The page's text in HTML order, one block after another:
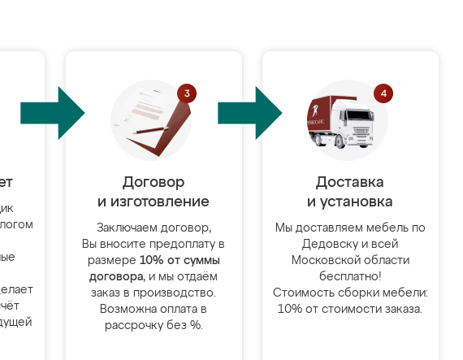
Договор
и изготовление
Заключаем договор,
Вы вносите предоплату в
размере 10% от суммы
договора, и мы отдаём
заказ в производство.
Возможна оплата в
рассрочку без %.
Доставка
и установка
Мы доставляем мебель по
Дедовску и всей
Московской области
бесплатно!
Стоимость сборки мебели:
10% от стоимости заказа.